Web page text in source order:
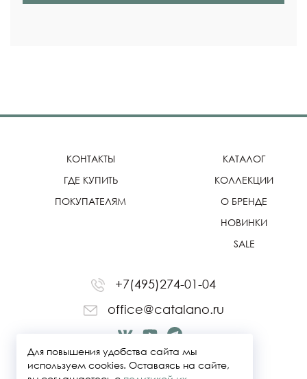
КОНТАКТЫ
ГДЕ КУПИТЬ
ПОКУПАТЕЛЯМ
КАТАЛОГ
КОЛЛЕКЦИИ
О БРЕНДЕ
НОВИНКИ
SALE
+7(495)274-01-04
office@catalano.ru
Для повышения удобства сайта мы
используем cookies. Оставаясь на сайте,